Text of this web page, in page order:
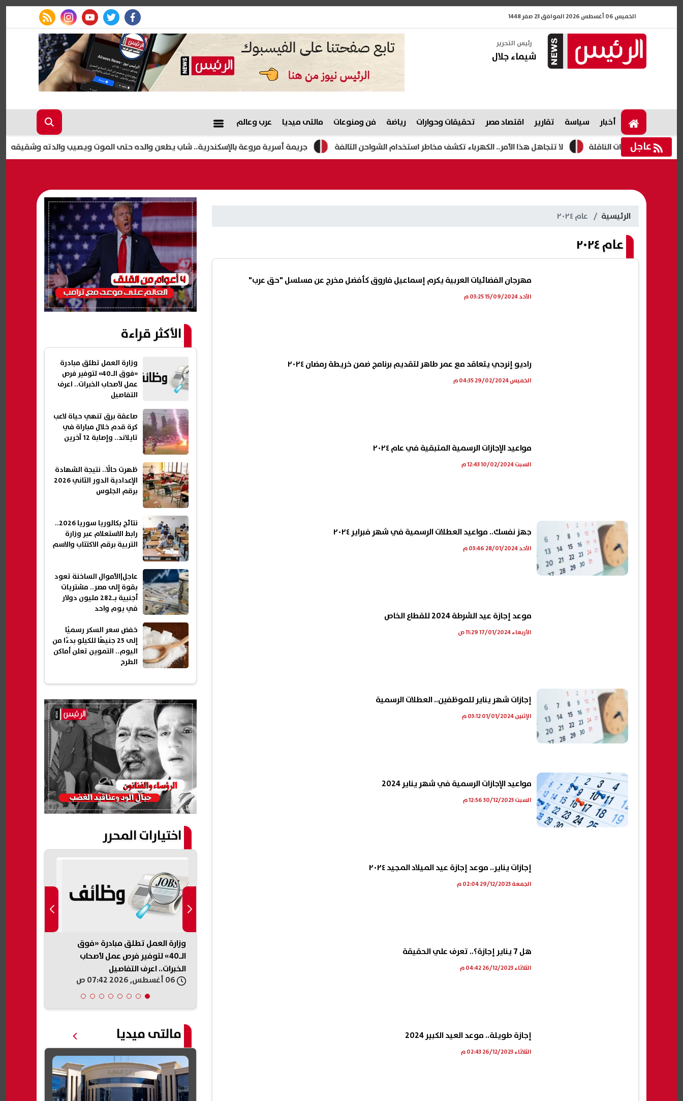
الخميس 06 أغسطس 2026 الموافق 23 صفر 1448
facebook
twitter
youtube
instagram
rss feed
رئيس التحرير
شيماء جلال
أخبار سياسة تقارير اقتصاد مصر تحقيقات وحوارات رياضة فن ومنوعات مالتى ميديا عرب وعالم
عاجل جريمة أسرية مروعة بالإسكندرية.. شاب يطعن والده حتى الموت ويصيب والدته وشقيقه لا تتجاهل هذا الأمر.. الكهرباء تكشف مخاطر استخدام الشواحن التالفة
الرئيسية عام ٢٠٢٤
عام ٢٠٢٤
مهرجان الفضائيات العربية يكرم إسماعيل فاروق كأفضل مخرج عن مسلسل "حق عرب"
الأحد 15/09/2024 03:25 م
راديو إنرجي يتعاقد مع عمر طاهر لتقديم برنامج ضمن خريطة رمضان ٢٠٢٤
الخميس 29/02/2024 04:35 م
مواعيد الإجازات الرسمية المتبقية في عام ٢٠٢٤
السبت 10/02/2024 12:43 م
جهز نفسك.. مواعيد العطلات الرسمية في شهر فبراير ٢٠٢٤
الأحد 28/01/2024 03:46 م
موعد إجازة عيد الشرطة 2024 للقطاع الخاص
الأربعاء 17/01/2024 11:29 ص
إجازات شهر يناير للموظفين.. العطلات الرسمية
الإثنين 01/01/2024 03:12 م
مواعيد الإجازات الرسمية في شهر يناير 2024
السبت 30/12/2023 12:56 م
إجازات يناير.. موعد إجازة عيد الميلاد المجيد ٢٠٢٤
الجمعة 29/12/2023 02:04 م
هل 7 يناير إجازة؟.. تعرف علي الحقيقة
الثلاثاء 26/12/2023 04:42 م
إجازة طويلة.. موعد العيد الكبير 2024
الثلاثاء 26/12/2023 02:43 م
الأكثر قراءة
وزارة العمل تطلق مبادرة
«فوق الـ40» لتوفير فرص
عمل لأصحاب الخبرات.. اعرف
التفاصيل
صاعقة برق تنهي حياة لاعب
كرة قدم خلال مباراة في
تايلاند.. وإصابة 12 آخرين
ظهرت حالًا.. نتيجة الشهادة
الإعدادية الدور الثاني 2026
برقم الجلوس
نتائج بكالوريا سوريا 2026..
رابط الاستعلام عبر وزارة
التربية برقم الاكتتاب والاسم
عاجل|الأموال الساخنة تعود
بقوة إلى مصر.. مشتريات
أجنبية بـ282 مليون دولار
في يوم واحد
خفض سعر السكر رسميًا
إلى 25 جنيهًا للكيلو بدءًا من
اليوم.. التموين تعلن أماكن
الطرح
اختيارات المحرر
إيبولا في الكونغو يتسارع والإصابات
4 أشخاص والشرطة تعتقل امرأة
وزارة العمل تطلق مبادرة «فوق
الـ40» لتوفير فرص عمل لأصحاب
الخبرات.. اعرف التفاصيل
مالتى ميديا